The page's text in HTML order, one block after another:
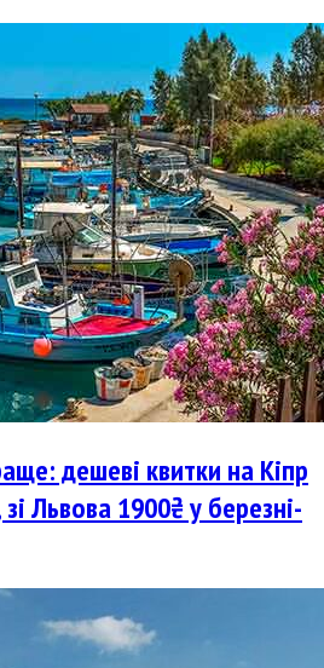
дешеві квитки на Кіпр
Львова 1900₴ у березні-